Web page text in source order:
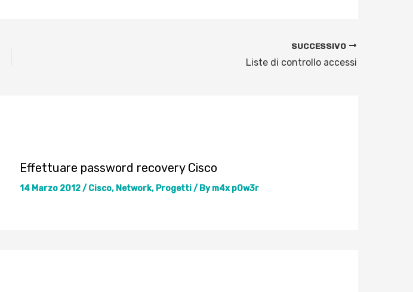
SUCCESSIVO
Liste di controllo accessi
Effettuare password recovery Cisco
14 Marzo 2012/ Cisco, Network, Progetti/ Bym4x p0w3r